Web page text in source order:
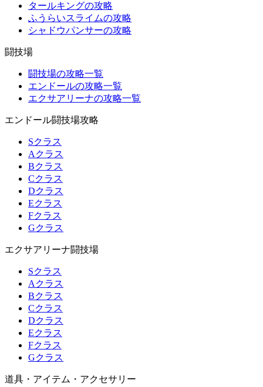
タールキングの攻略
ふうらいスライムの攻略
シャドウパンサーの攻略
闘技場
闘技場の攻略一覧
エンドールの攻略一覧
エクサアリーナの攻略一覧
エンドール闘技場攻略
Sクラス
Aクラス
Bクラス
Cクラス
Dクラス
Eクラス
Fクラス
Gクラス
エクサアリーナ闘技場
Sクラス
Aクラス
Bクラス
Cクラス
Dクラス
Eクラス
Fクラス
Gクラス
道具・アイテム・アクセサリー